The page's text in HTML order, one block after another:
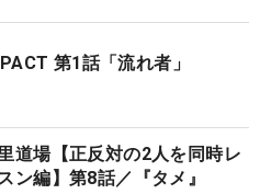
第1話「流れ者」
道場【正反対の2人を同時レ
ン編】第8話／『タメ』